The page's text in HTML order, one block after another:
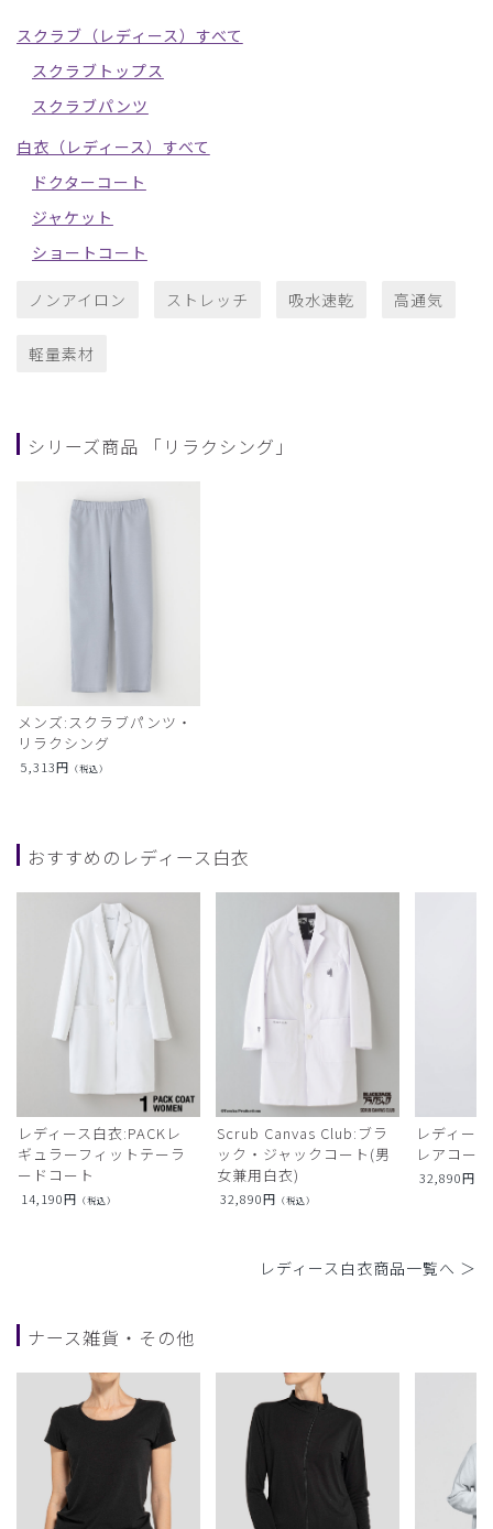
スクラブ（レディース）すべて
スクラブトップス
スクラブパンツ
白衣（レディース）すべて
ドクターコート
ジャケット
ショートコート
ノンアイロン ストレッチ 吸水速乾 高通気
軽量素材
シリーズ商品 「リラクシング」
メンズ:スクラブパンツ・
リラクシング
5,313円 （税込）
おすすめのレディース白衣
レディース白衣:PACKレ
ギュラーフィットテーラ
ードコート
14,190円 （税込）
Scrub Canvas Club:ブラ
ック・ジャックコート(男
女兼用白衣)
32,890円 （税込）
レディー
レアコート
32,890円
レディース白衣商品一覧へ ＞
ナース雑貨・その他